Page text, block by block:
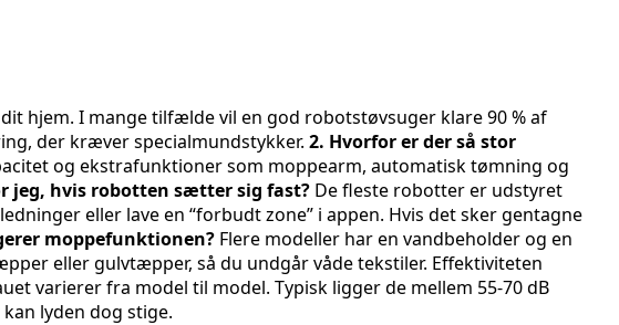
hjem. I mange tilfælde vil en god robotstøvsuger klare 90 % af
der kræver specialmundstykker. 2. Hvorfor er der så stor
og ekstrafunktioner som moppearm, automatisk tømning og
jeg, hvis robotten sætter sig fast? De fleste robotter er udstyret
eller lave en “forbudt zone” i appen. Hvis det sker gentagne
moppefunktionen? Flere modeller har en vandbeholder og en
eller gulvtæpper, så du undgår våde tekstiler. Effektiviteten
varierer fra model til model. Typisk ligger de mellem 55-70 dB
lyden dog stige.